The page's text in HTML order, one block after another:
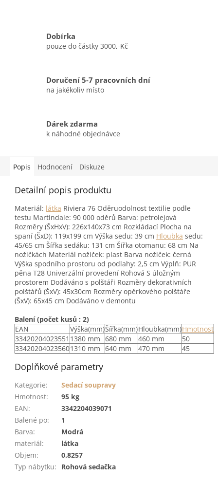
Dobírka
pouze do částky 3000,-Kč
Doručení 5-7 pracovních dní
na jakékoliv místo
Dárek zdarma
k náhodné objednávce
Popis Hodnocení Diskuze
Detailní popis produktu
Materiál: látka Riviera 76 Oděruodolnost textilie podle
testu Martindale: 90 000 oděrů Barva: petrolejová
Rozměry (ŠxHxV): 226x140x73 cm Rozkládací Plocha na
spaní (ŠxD): 119x199 cm Výška sedu: 39 cm Hloubka sedu:
45/65 cm Šířka sedáku: 131 cm Šířka otomanu: 68 cm Na
nožičkách Materiál nožiček: plast Barva nožiček: černá
Výška spodního prostoru od podlahy: 2,5 cm Výplň: PUR
pěna T28 Univerzální provedení Rohová S úložným
prostorem Dodáváno s polštáři Rozměry dekorativních
polštářů (ŠxV): 45x30cm Rozměry opěrkového polštáře
(ŠxV): 65x45 cm Dodáváno v demontu
Balení (počet kusů : 2)
EAN
Výška(mm)Šířka(mm)Hloubka(mm)Hmotnost
33420204023551 1380 mm 680 mm 460 mm
50
334202040235601310 mm 640 mm 470 mm 45
Doplňkové parametry
Kategorie:
Sedací soupravy
Hmotnost:
95 kg
EAN:
3342204039071
Balené po:
1
Barva:
Modrá
materiál:
látka
Objem:
0.8257
Typ nábytku: Rohová sedačka